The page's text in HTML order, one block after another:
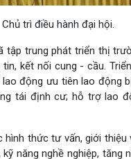
Chủ trì điều hành đại hội.
tập trung phát triển thị
kết nối cung - cầu.
động ưu tiên lao động
tái định cư; hỗ trợ lao
thức tư vấn, giới
năng nghề nghiệp,